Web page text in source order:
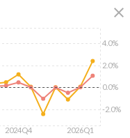
close
2024Q4 2026Q1
-2.0%
0.0%
2.0%
4.0%